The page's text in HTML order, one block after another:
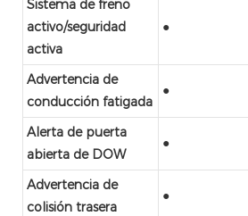
Sistema de freno
activo/seguridad
activa
●
Advertencia de
conducción fatigada
●
Alerta de puerta
abierta de DOW
●
Advertencia de
colisión trasera
●